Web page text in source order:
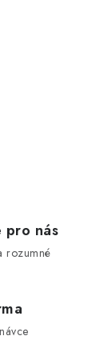
pro nás
rozumné